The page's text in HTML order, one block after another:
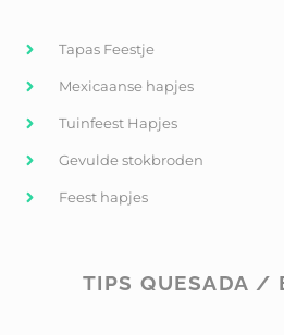
Tapas Feestje
Mexicaanse hapjes
Tuinfeest Hapjes
Gevulde stokbroden
Feest hapjes
TIPS QUESADA /